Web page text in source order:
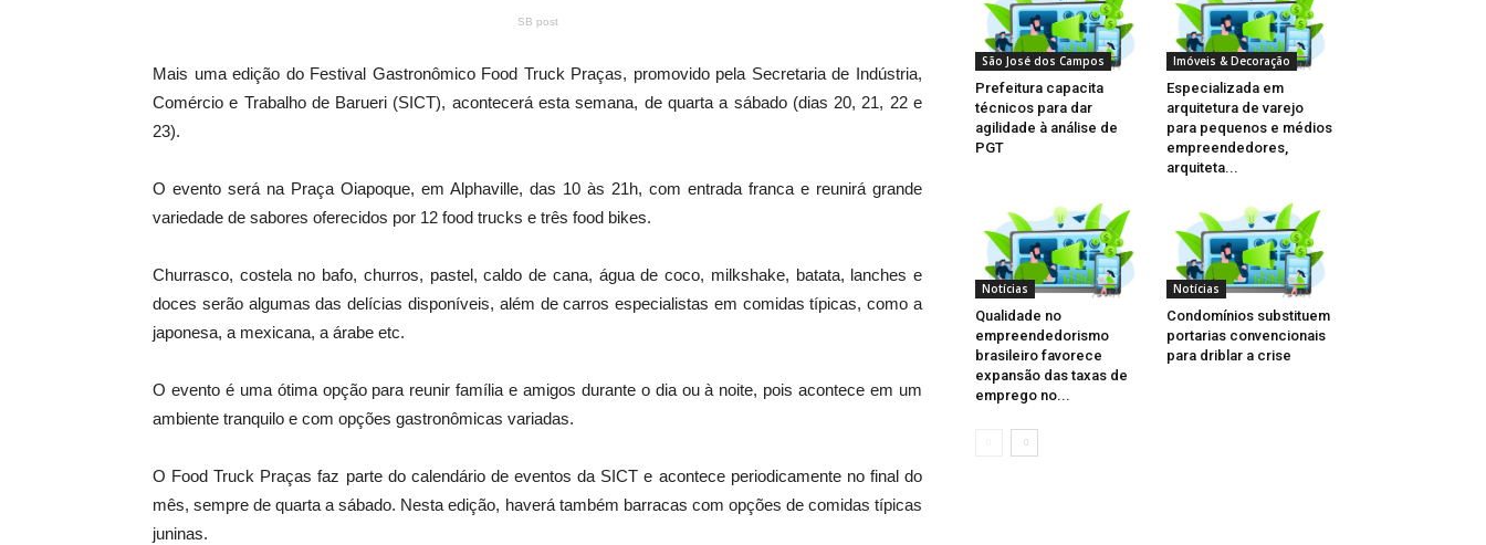
SB post
Mais uma edição do Festival Gastronômico Food Truck Praças, promovido pela Secretaria de Indústria,
Comércio e Trabalho de Barueri (SICT), acontecerá esta semana, de quarta a sábado (dias 20, 21, 22 e
23).
O evento será na Praça Oiapoque, em Alphaville, das 10 às 21h, com entrada franca e reunirá grande
variedade de sabores oferecidos por 12 food trucks e três food bikes.
Churrasco, costela no bafo, churros, pastel, caldo de cana, água de coco, milkshake, batata, lanches e
doces serão algumas das delícias disponíveis, além de carros especialistas em comidas típicas, como a
japonesa, a mexicana, a árabe etc.
O evento é uma ótima opção para reunir família e amigos durante o dia ou à noite, pois acontece em um
ambiente tranquilo e com opções gastronômicas variadas.
O Food Truck Praças faz parte do calendário de eventos da SICT e acontece periodicamente no final do
mês, sempre de quarta a sábado. Nesta edição, haverá também barracas com opções de comidas típicas
juninas.
São José dos Campos
Prefeitura capacita
técnicos para dar
agilidade à análise de
PGT
Imóveis & Decoração
Especializada em
arquitetura de varejo
para pequenos e médios
empreendedores,
arquiteta...
Notícias
Qualidade no
empreendedorismo
brasileiro favorece
expansão das taxas de
emprego no...
Notícias
Condomínios substituem
portarias convencionais
para driblar a crise